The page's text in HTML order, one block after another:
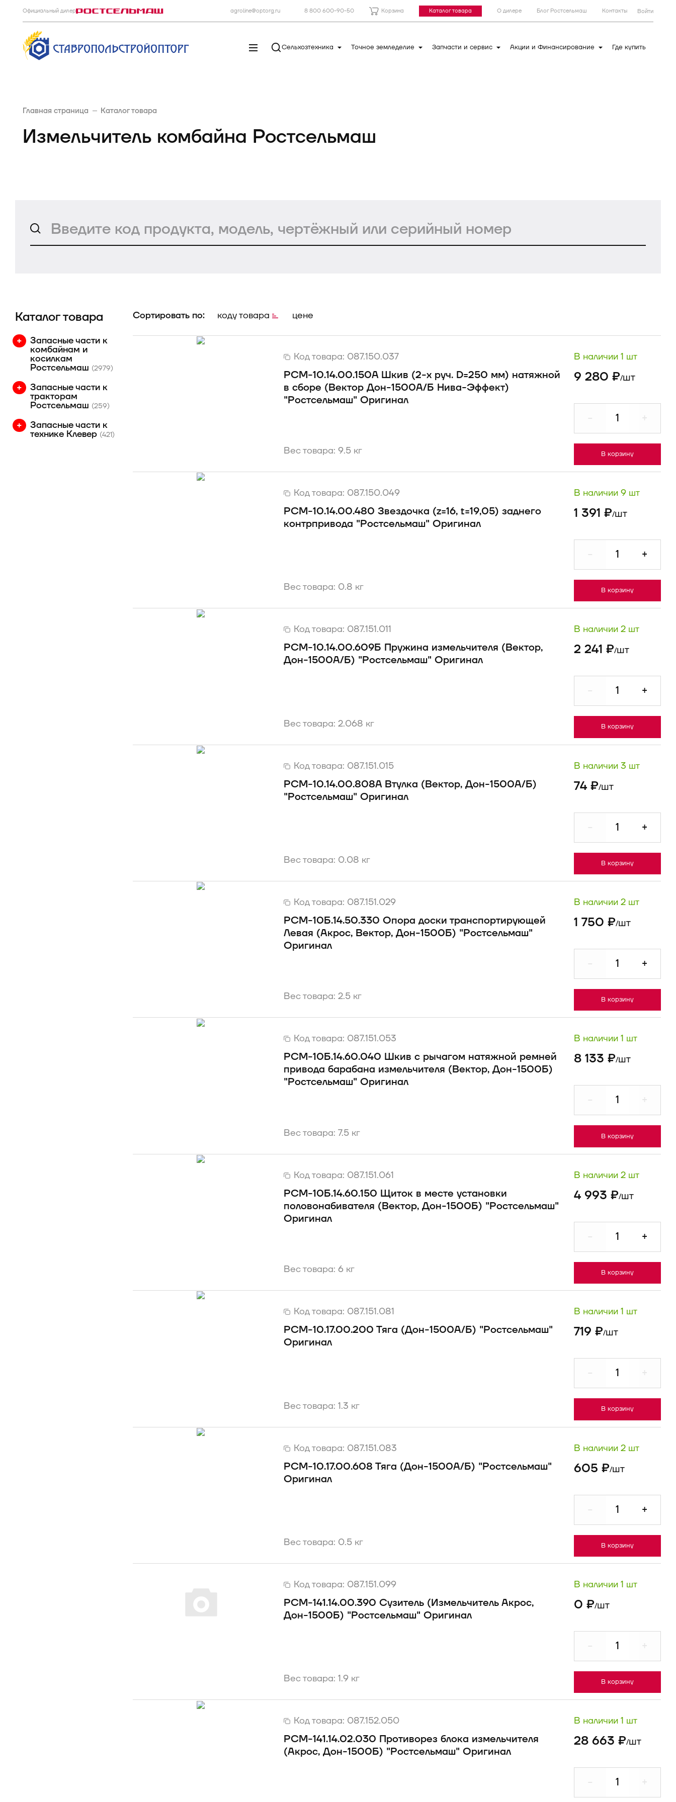
Официальный дилер agroline@optorg.ru 8 800 600-90-50 Корзина Каталог товара О дилере Блог Ростсельмаш Контакты Войти
Сельхозтехника Точное земледелие Запчасти и сервис Акции и Финансирование Где купить
Главная страница Каталог товара
Измельчитель комбайна Ростсельмаш
Каталог товара
Запасные части к
комбайнам и
косилкам
Ростсельмаш (2979)
Запасные части к
тракторам
Ростсельмаш (259)
Запасные части к
технике Клевер (421)
Сортировать по: коду товара цене
Код товара: 087.150.037
РСМ-10.14.00.150А Шкив (2-х руч. D=250 мм) натяжной
в сборе (Вектор Дон-1500А/Б Нива-Эффект)
"Ростсельмаш" Оригинал
Вес товара: 9.5 кг
В наличии 1 шт
9 280 ₽/шт
В корзину
Код товара: 087.150.049
РСМ-10.14.00.480 Звездочка (z=16, t=19,05) заднего
контрпривода "Ростсельмаш" Оригинал
Вес товара: 0.8 кг
В наличии 9 шт
1 391 ₽/шт
+
В корзину
Код товара: 087.151.011
РСМ-10.14.00.609Б Пружина измельчителя (Вектор,
Дон-1500А/Б) "Ростсельмаш" Оригинал
Вес товара: 2.068 кг
В наличии 2 шт
2 241 ₽/шт
+
В корзину
Код товара: 087.151.015
РСМ-10.14.00.808А Втулка (Вектор, Дон-1500А/Б)
"Ростсельмаш" Оригинал
Вес товара: 0.08 кг
В наличии 3 шт
74 ₽/шт
+
В корзину
Код товара: 087.151.029
РСМ-10Б.14.50.330 Опора доски транспортирующей
Левая (Акрос, Вектор, Дон-1500Б) "Ростсельмаш"
Оригинал
Вес товара: 2.5 кг
В наличии 2 шт
1 750 ₽/шт
+
В корзину
Код товара: 087.151.053
РСМ-10Б.14.60.040 Шкив с рычагом натяжной ремней
привода барабана измельчителя (Вектор, Дон-1500Б)
"Ростсельмаш" Оригинал
Вес товара: 7.5 кг
В наличии 1 шт
8 133 ₽/шт
В корзину
Код товара: 087.151.061
РСМ-10Б.14.60.150 Щиток в месте установки
половонабивателя (Вектор, Дон-1500Б) "Ростсельмаш"
Оригинал
Вес товара: 6 кг
В наличии 2 шт
4 993 ₽/шт
+
В корзину
Код товара: 087.151.081
РСМ-10.17.00.200 Тяга (Дон-1500А/Б) "Ростсельмаш"
Оригинал
Вес товара: 1.3 кг
В наличии 1 шт
719 ₽/шт
В корзину
Код товара: 087.151.083
РСМ-10.17.00.608 Тяга (Дон-1500А/Б) "Ростсельмаш"
Оригинал
Вес товара: 0.5 кг
В наличии 2 шт
605 ₽/шт
+
В корзину
Код товара: 087.151.099
РСМ-141.14.00.390 Сузитель (Измельчитель Акрос,
Дон-1500Б) "Ростсельмаш" Оригинал
Вес товара: 1.9 кг
В наличии 1 шт
0 ₽/шт
В корзину
Код товара: 087.152.050
РСМ-141.14.02.030 Противорез блока измельчителя
(Акрос, Дон-1500Б) "Ростсельмаш" Оригинал
В наличии 1 шт
28 663 ₽/шт